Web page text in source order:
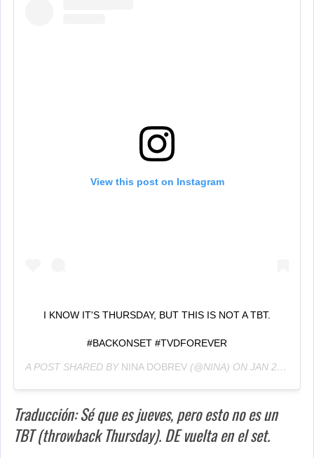
View this post on Instagram
I KNOW IT'S THURSDAY, BUT THIS IS NOT A TBT.
#BACKONSET #TVDFOREVER
A POST SHARED BY NINA DOBREV (@NINA) ON JAN 26, 2017 AT 9:19AM PST
Traducción: Sé que es jueves, pero esto no es un
TBT (throwback Thursday). DE vuelta en el set.